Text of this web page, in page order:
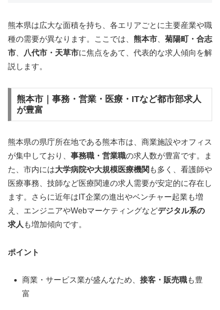
熊本県は広大な面積を持ち、各エリアごとに主要産業や職
種の需要が異なります。ここでは、 熊本市
菊陽町・合志
市
八代市・天草市に焦点をあて、代表的な求人傾向を解
説します。
熊本市｜事務・営業・医療・ITなど都市部求人
が豊富
熊本県の県庁所在地である熊本市は、商業施設やオフィス
が集中しており、 事務職・営業職の求人数が豊富です。ま
た、市内には大学病院や大規模医療機関 も多く、看護師や
医療事務、技師など医療関連の求人需要が安定的に存在し
ます。さらに近年はIT企業の進出やベンチャー起業も増
え、エンジニアやWebマーケティングなどデジタル系の
求人 も増加傾向です。
ポイント
商業・サービス業が盛んなため、接客・販売職も豊
富